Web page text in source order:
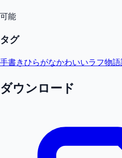
可能
タグ
手書きひらがなかわいいラフ物語
ダウンロード